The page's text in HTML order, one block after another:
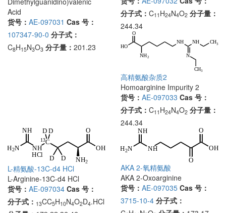
Acid
货号： AE-097031 Cas 号：
107347-90-0 分子式：
C8H15N3O3 分子量： 201.23
分子式： C11 H24N4O2 分子量：
244.34
高精氨酸杂质2
Homoarginine Impurity 2
货号： AE-097033 Cas 号：
分子式： C11 H24N4O2 分子量：
244.34
L-精氨酸-13C-d4 HCl
L-Arginine-13C-d4 HCl
货号： AE-097034 Cas 号：
分子式： 13CC5H10N4O2D4.HCl
AKA 2-氧精氨酸
AKA 2-Oxoarginine
货号： AE-097035 Cas 号：
3715-10-4 分子式：